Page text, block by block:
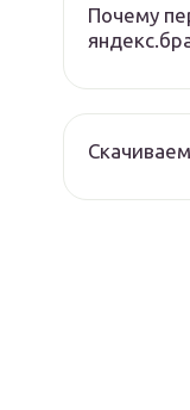
Почему